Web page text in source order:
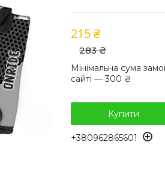
283 ₴
215 ₴
Мінімальна сума
сайті — 300 ₴
Купити
+380962865601